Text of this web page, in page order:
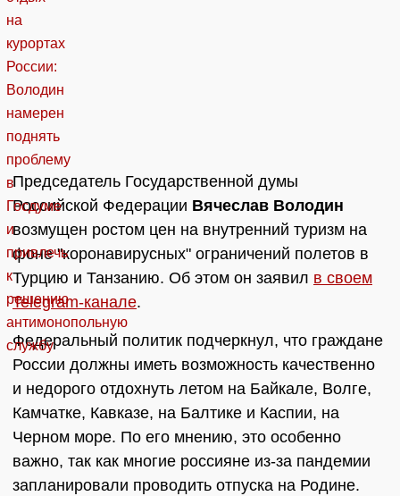
Председатель Государственной думы
Российской Федерации Вячеслав Володин
возмущен ростом цен на внутренний туризм на
фоне "коронавирусных" ограничений полетов в
Турцию и Танзанию. Об этом он заявил в своем
Telegram-канале.
Федеральный политик подчеркнул, что граждане
России должны иметь возможность качественно
и недорого отдохнуть летом на Байкале, Волге,
Камчатке, Кавказе, на Балтике и Каспии, на
Черном море. По его мнению, это особенно
важно, так как многие россияне из-за пандемии
запланировали проводить отпуска на Родине.